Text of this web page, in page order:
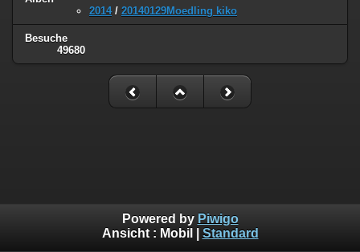
2014/ 20140129Moedling kiko
Besuche
49680
Powered by Piwigo
Ansicht : Mobil Standard